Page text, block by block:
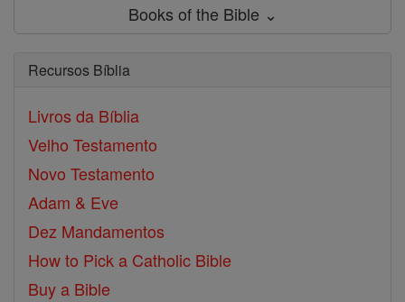
Books of the Bible ⌄
Recursos Bíblia
Livros da Bíblia
Velho Testamento
Novo Testamento
Adam & Eve
Dez Mandamentos
How to Pick a Catholic Bible
Buy a Bible